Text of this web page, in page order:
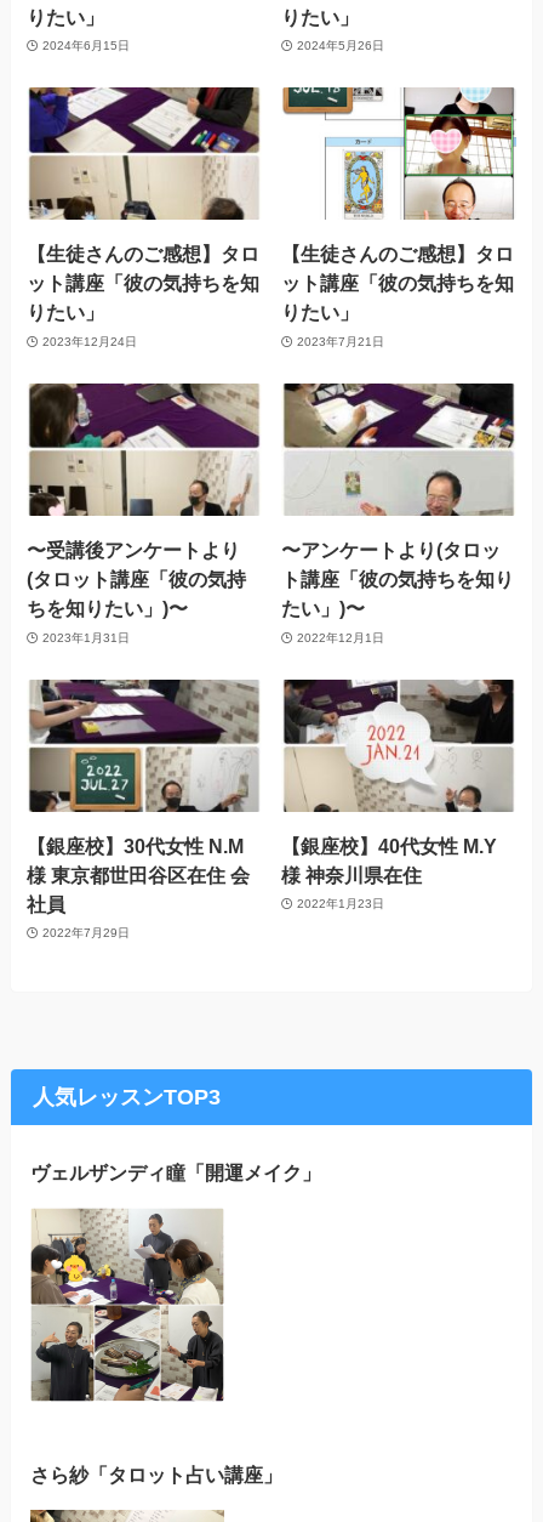
りたい」
2024年6月15日
りたい」
2024年5月26日
【生徒さんのご感想】タロ
ット講座「彼の気持ちを知
りたい」
2023年12月24日
【生徒さんのご感想】タロ
ット講座「彼の気持ちを知
りたい」
2023年7月21日
〜受講後アンケートより
(タロット講座「彼の気持
ちを知りたい」)〜
2023年1月31日
〜アンケートより(タロッ
ト講座「彼の気持ちを知り
たい」)〜
2022年12月1日
【銀座校】30代女性 N.M
様 東京都世田谷区在住 会
社員
2022年7月29日
【銀座校】40代女性 M.Y
様 神奈川県在住
2022年1月23日
人気レッスンTOP3
ヴェルザンディ瞳「開運メイク」
さら紗「タロット占い講座」